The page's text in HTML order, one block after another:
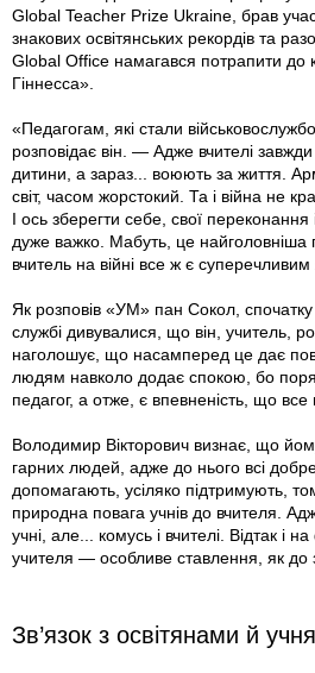
Global Teacher Prize Ukraine, брав
знакових освітянських рекордів та
Global Office намагався потрапити до
Гіннесса».
«Педагогам, які стали
розповідає він. — Адже вчителі
дитини, а зараз... воюють за життя.
світ, часом жорстокий. Та і війна не
І ось зберегти себе, свої переконання
дуже важко. Мабуть, це
вчитель на війні все ж є
Як розповів «УМ» пан Сокол,
службі дивувалися, що він, учитель,
наголошує, що насамперед це дає
людям навколо додає спокою, бо
педагог, а отже, є впевненість, що все
Володимир Вікторович визнає, що
гарних людей, адже до нього всі
допомагають, усіляко підтримують,
природна повага учнів до вчителя.
учні, але... комусь і вчителі. Відтак і
учителя — особливе ставлення, як до
Зв’язок з освітянами й